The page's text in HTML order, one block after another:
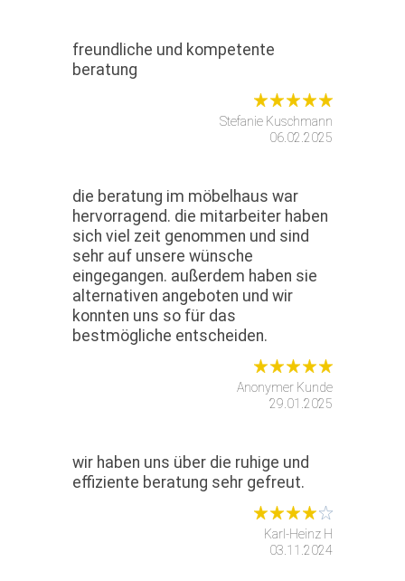
freundliche und kompetente
beratung
Stefanie Kuschmann
06.02.2025
die beratung im möbelhaus war
hervorragend. die mitarbeiter haben
sich viel zeit genommen und sind
sehr auf unsere wünsche
eingegangen. außerdem haben sie
alternativen angeboten und wir
konnten uns so für das
bestmögliche entscheiden.
Anonymer Kunde
29.01.2025
wir haben uns über die ruhige und
effiziente beratung sehr gefreut.
Karl-Heinz H
03.11.2024